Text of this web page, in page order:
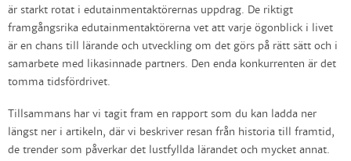
är starkt rotat i edutainmentaktörernas uppdrag. De riktigt
framgångsrika edutainmentaktörerna vet att varje ögonblick i livet
är en chans till lärande och utveckling om det görs på rätt sätt och i
samarbete med likasinnade partners. Den enda konkurrenten är det
tomma tidsfördrivet.
Tillsammans har vi tagit fram en rapport som du kan ladda ner
längst ner i artikeln, där vi beskriver resan från historia till framtid,
de trender som påverkar det lustfyllda lärandet och mycket annat.